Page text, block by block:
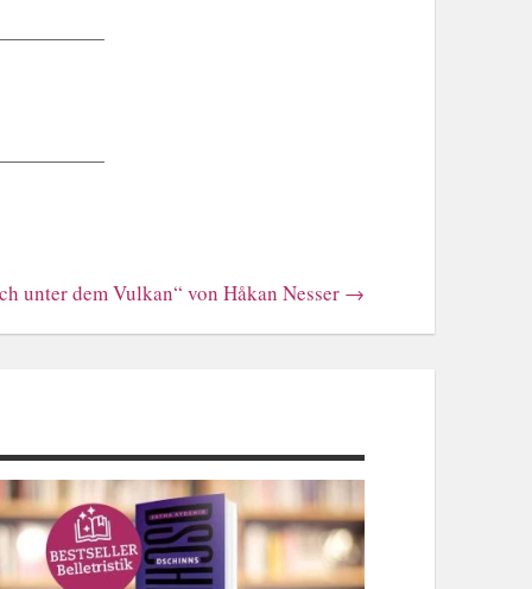
unter dem Vulkan“ von Håkan Nesser →